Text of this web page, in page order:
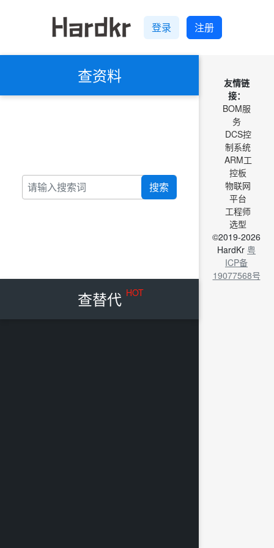
登录 注册
查资料
搜索
查替代 HOT
友情链
接：
BOM服
务
DCS控
制系统
ARM工
控板
物联网
平台
工程师
选型
©2019-2026
HardKr 粤
ICP备
19077568号